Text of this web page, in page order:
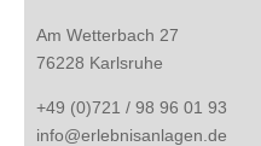
Am Wetterbach 27
76228 Karlsruhe
+49 (0)721 / 98 96 01 93
info@erlebnisanlagen.de